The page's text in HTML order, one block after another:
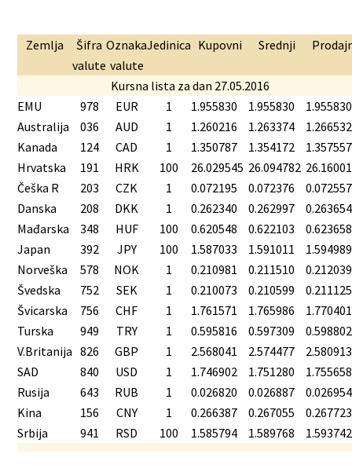
Zemlja
Šifra
valute
Oznaka
valute
Jedinica Kupovni Srednji
Kursna lista za dan 27.05.2016
EMU
978 EUR 1 1.955830 1.955830
1.955830
Australija
036 AUD 1 1.260216 1.263374
1.266532
Kanada
124 CAD 1 1.350787 1.354172
1.357557
Hrvatska
191 HRK 100 26.029545 26.094782
Češka R
203 CZK 1 0.072195 0.072376
0.072557
Danska
208 DKK 1 0.262340 0.262997
0.263654
Mađarska
348 HUF 100 0.620548 0.622103
0.623658
Japan
392 JPY 100 1.587033 1.591011
1.594989
Norveška
578 NOK 1 0.210981 0.211510
0.212039
Švedska
752 SEK 1 0.210073 0.210599
0.211125
Švicarska
756 CHF 1 1.761571 1.765986
1.770401
Turska
949 TRY 1 0.595816 0.597309
0.598802
V.Britanija 826 GBP 1 2.568041 2.574477
2.580913
SAD
840 USD 1 1.746902 1.751280
1.755658
Rusija
643 RUB 1 0.026820 0.026887
0.026954
Kina
156 CNY 1 0.266387 0.267055
0.267723
Srbija
941 RSD 100 1.585794 1.589768 1.593742